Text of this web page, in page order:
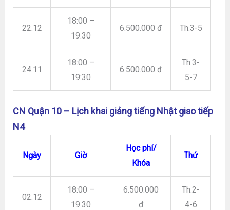
22.12
18:00 –
19:30
6.500.000 đ Th.3-5
24.11
18:00 –
19:30
6.500.000 đ
Th.3-
5-7
CN Quận 10 – Lịch khai giảng tiếng Nhật giao tiếp
N4
Ngày Giờ
Học phí/
Khóa
Thứ
02.12
18:00 –
19:30
6.500.000
đ
Th.2-
4-6